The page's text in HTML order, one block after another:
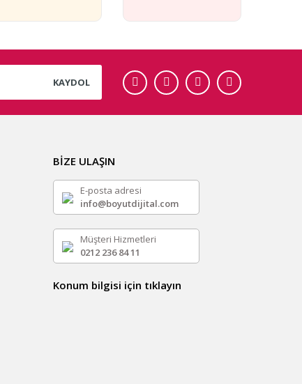
KAYDOL
BİZE ULAŞIN
E-posta adresi
info@boyutdijital.com
Müşteri Hizmetleri
0212 236 84 11
Konum bilgisi için tıklayın